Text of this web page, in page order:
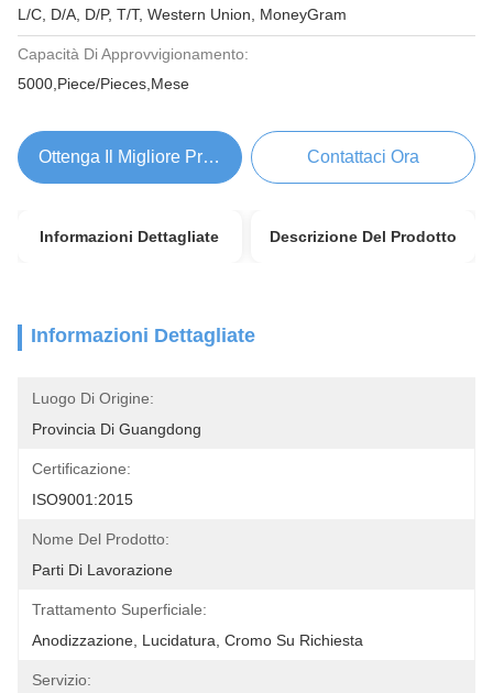
L/C, D/A, D/P, T/T, Western Union, MoneyGram
Capacità Di Approvvigionamento:
5000,Piece/Pieces,Mese
Ottenga Il Migliore Prezzo Contattaci Ora
Informazioni Dettagliate Descrizione Del Prodotto
Informazioni Dettagliate
Luogo Di Origine:
Provincia Di Guangdong
Certificazione:
ISO9001:2015
Nome Del Prodotto:
Parti Di Lavorazione
Trattamento Superficiale:
Anodizzazione, Lucidatura, Cromo Su Richiesta
Servizio: